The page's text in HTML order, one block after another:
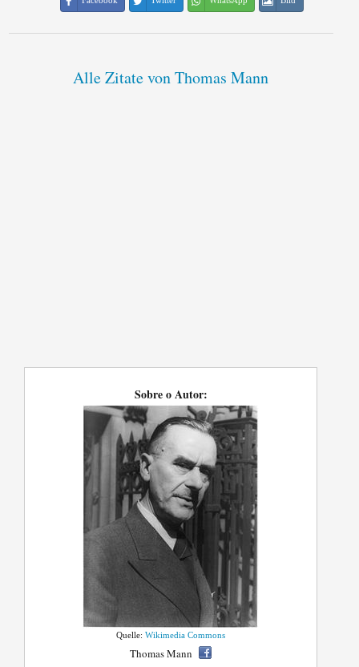
Alle Zitate von Thomas Mann
Sobre o Autor:
Quelle:Wikimedia Commons
Thomas Mann